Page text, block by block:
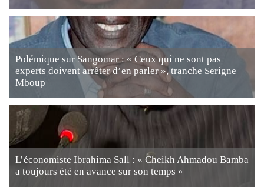
Polémique sur Sangomar : « Ceux qui ne sont pas
experts doivent arrêter d’en parler », tranche Serigne
Mboup
L’économiste Ibrahima Sall : « Cheikh Ahmadou Bamba
a toujours été en avance sur son temps »